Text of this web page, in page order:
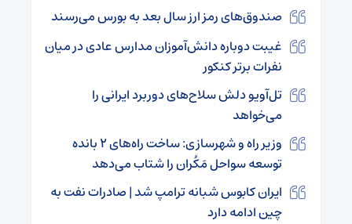
صندوق‌های رمز ارز سال بعد به بورس می‌رسند
غیبت دوباره دانش‌آموزان مدارس عادی در میان
نفرات برتر کنکور
تل‌آویو دلش سلاح‌های دوربرد ایرانی را
می‌خواهد
وزیر راه و شهرسازی: ساخت راه‌های ۲ بانده
توسعه سواحل مَکُران را شتاب می‌دهد
ایران کابوس شبانه ترامپ شد | صادرات نفت به
چین ادامه دارد